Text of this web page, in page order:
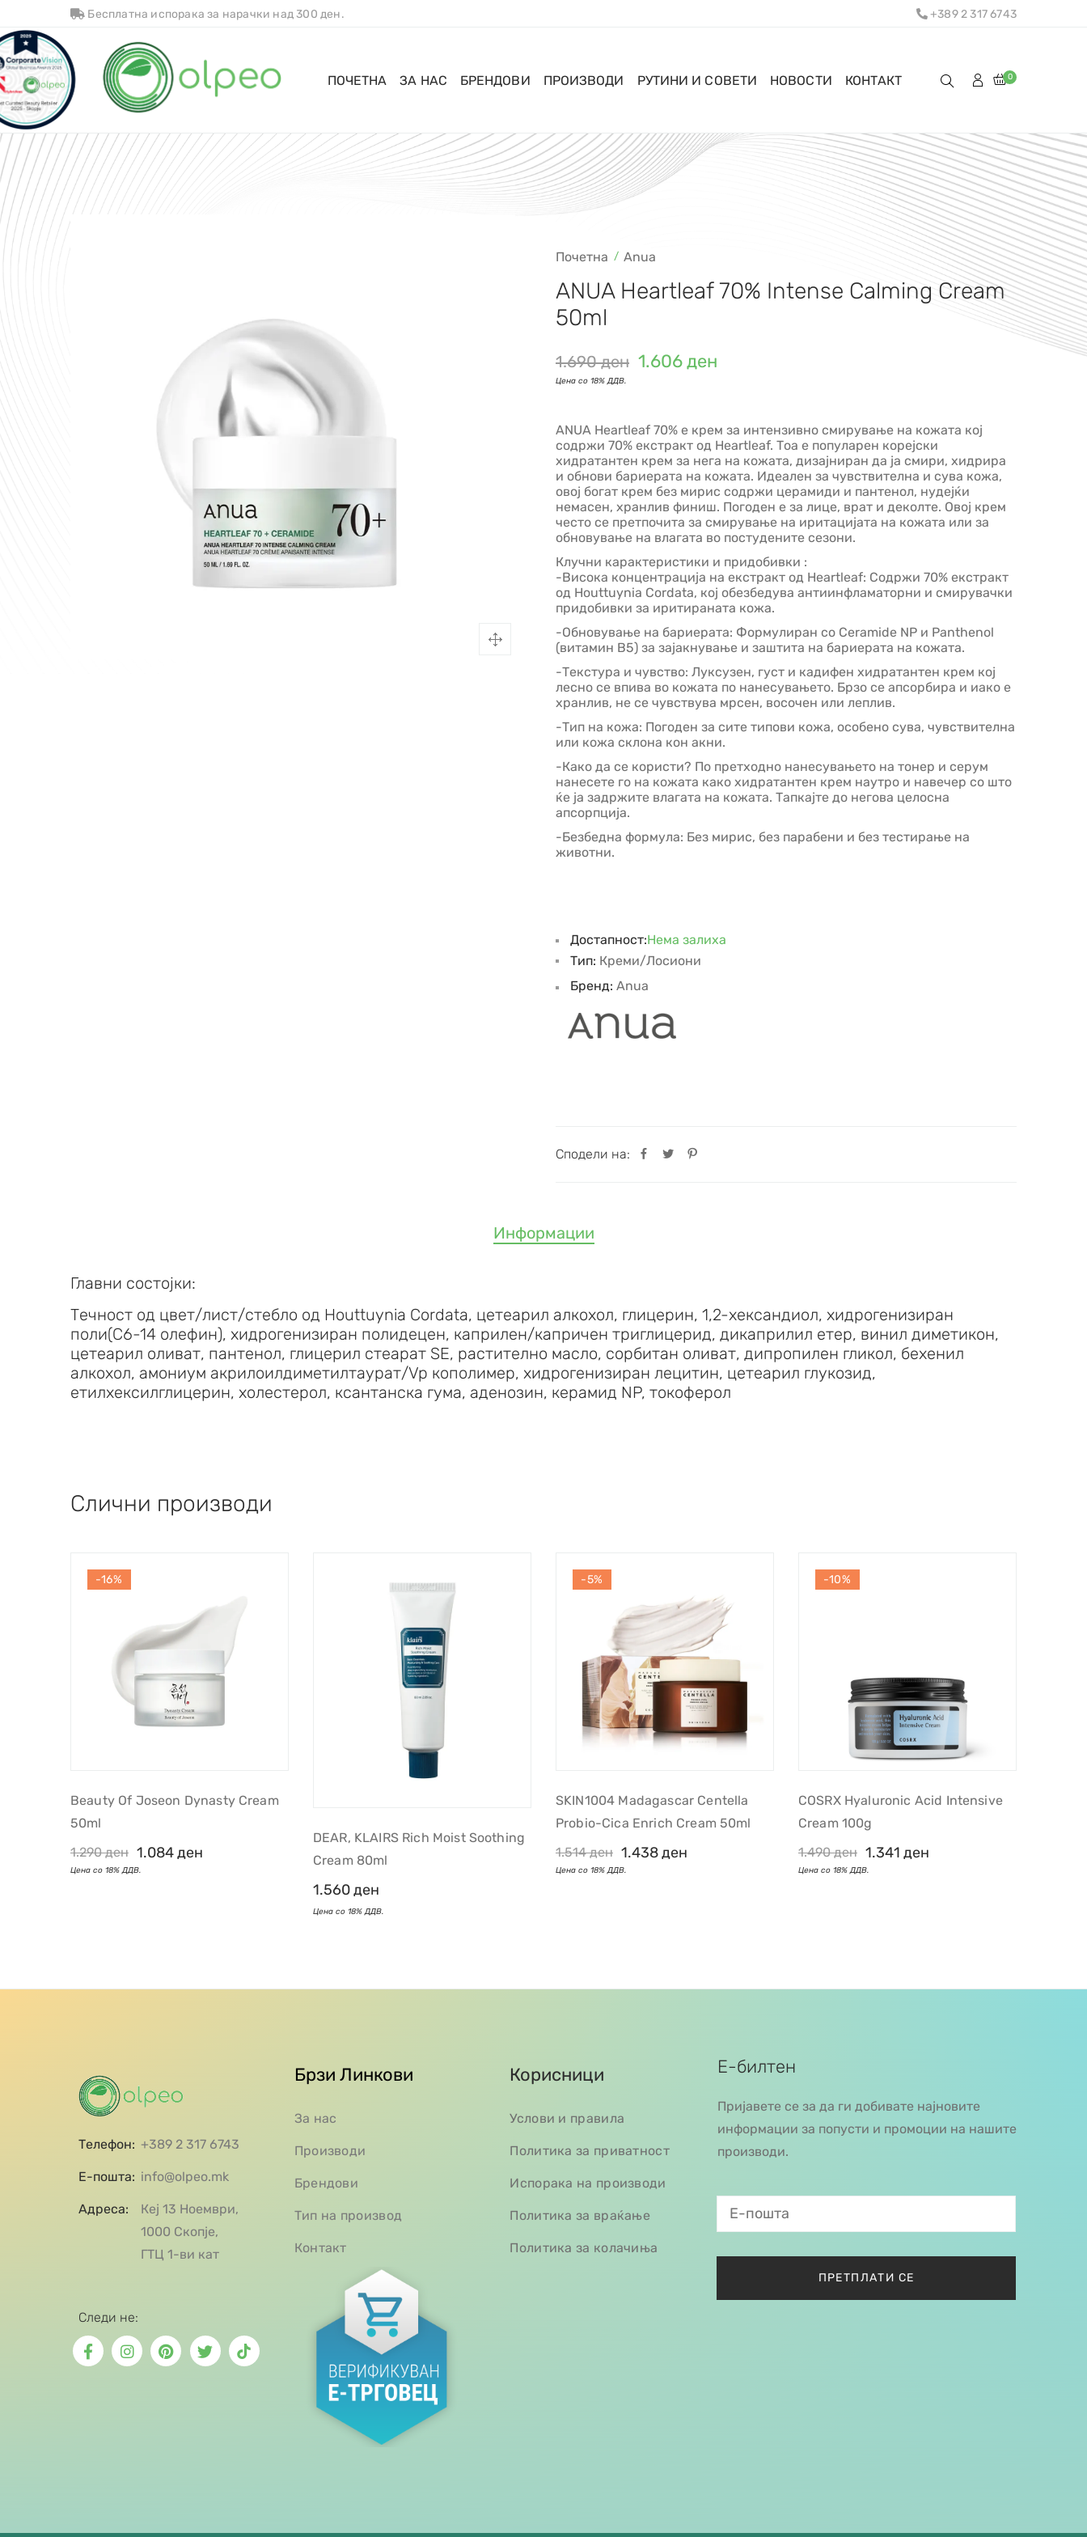
Бесплатна испорака за нарачки над 300 ден. +389 2 317 6743
ПОЧЕТНА ЗА НАС БРЕНДОВИ ПРОИЗВОДИ РУТИНИ И СОВЕТИ НОВОСТИ КОНТАКТ 0
Почетна Anua
ANUA Heartleaf 70% Intense Calming Cream
50ml
1.690ден 1.606ден
ANUA Heartleaf 70% е крем за интензивно смирување на кожата кој
содржи 70% екстракт од Heartleaf. Тоа е популарен корејски
хидратантен крем за нега на кожата, дизајниран да ја смири, хидрира
и обнови бариерата на кожата. Идеален за чувствителна и сува кожа,
овој богат крем без мирис содржи церамиди и пантенол, нудејќи
немасен, хранлив финиш. Погоден е за лице, врат и деколте. Овој крем
често се претпочита за смирување на иритацијата на кожата или за
обновување на влагата во постудените сезони.
Клучни карактеристики и придобивки :
-Висока концентрација на екстракт од Heartleaf: Содржи 70% екстракт
од Houttuynia Cordata, кој обезбедува антиинфламаторни и смирувачки
придобивки за иритираната кожа.
-Обновување на бариерата: Формулиран со Ceramide NP и Panthenol
(витамин B5) за зајакнување и заштита на бариерата на кожата.
-Текстура и чувство: Луксузен, густ и кадифен хидратантен крем кој
лесно се впива во кожата по нанесувањето. Брзо се апсорбира и иако е
хранлив, не се чувствува мрсен, восочен или леплив.
-Тип на кожа: Погоден за сите типови кожа, особено сува, чувствителна
или кожа склона кон акни.
-Како да се користи? По претходно нанесувањето на тонер и серум
нанесете го на кожата како хидратантен крем наутро и навечер со што
ќе ја задржите влагата на кожата. Тапкајте до негова целосна
апсорпција.
-Безбедна формула: Без мирис, без парабени и без тестирање на
животни.
Достапност:Нема залиха
Сподели на:
Тип: Креми/Лосиони
Бренд: Anua
Информации
Главни состојки:
Течност од цвет/лист/стебло од Houttuynia Cordata, цетеарил алкохол, глицерин, 1,2-хександиол, хидрогенизиран
поли(C6-14 олефин), хидрогенизиран полидецен, каприлен/капричен триглицерид, дикаприлил етер, винил диметикон,
цетеарил оливат, пантенол, глицерил стеарат SE, растително масло, сорбитан оливат, дипропилен гликол, бехенил
алкохол, амониум акрилоилдиметилтаурат/Vp кополимер, хидрогенизиран лецитин, цетеарил глукозид,
етилхексилглицерин, холестерол, ксантанска гума, аденозин, керамид NP, токоферол
Слични производи
-16%
Beauty Of Joseon Dynasty Cream
50ml
1.290ден 1.084ден
DEAR, KLAIRS Rich Moist Soothing
Cream 80ml
1.560ден
-5%
SKIN1004 Madagascar Centella
Probio-Cica Enrich Cream 50ml
1.514ден 1.438ден
-10%
COSRX Hyaluronic Acid Intensive
Cream 100g
1.490ден 1.341 ден
Телефон: +389 2 317 6743
Е-пошта: info@olpeo.mk
Адреса:
Кеј 13 Ноември,
1000 Скопје,
ГТЦ 1-ви кат
Следи не:
Брзи Линкови
За нас
Производи
Брендови
Тип на производ
Контакт
Корисници
Услови и правила
Политика за приватност
Испорака на производи
Политика за враќање
Политика за колачиња
Е-билтен
Пријавете се за да ги добивате најновите
информации за попусти и промоции на нашите
производи.